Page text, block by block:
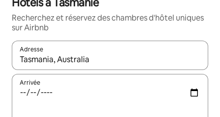
Recherchez et réservez des chambres d'hôtel uniques
sur Airbnb
Adresse
Lorsque les résultats s'affichent, utilisez les flèches vers le
Arrivée